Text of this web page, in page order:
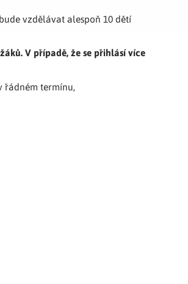
vzdělávat alespoň 10 dětí
V případě, že se přihlásí více
řádném termínu,